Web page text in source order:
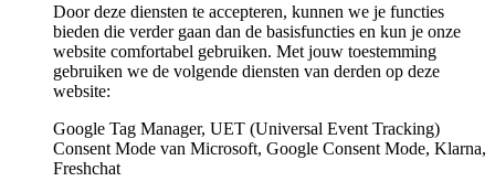
Door deze diensten te accepteren, kunnen we je functies
bieden die verder gaan dan de basisfuncties en kun je onze
website comfortabel gebruiken. Met jouw toestemming
gebruiken we de volgende diensten van derden op deze
website:
Google Tag Manager, UET (Universal Event Tracking)
Consent Mode van Microsoft, Google Consent Mode, Klarna,
Freshchat